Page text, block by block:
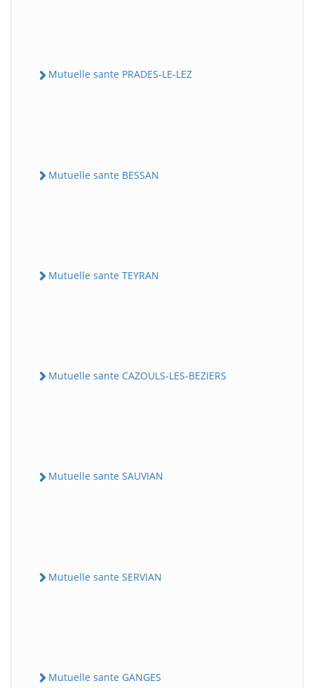
Mutuelle sante PRADES-LE-LEZ
Mutuelle sante BESSAN
Mutuelle sante TEYRAN
Mutuelle sante CAZOULS-LES-BEZIERS
Mutuelle sante SAUVIAN
Mutuelle sante SERVIAN
Mutuelle sante GANGES